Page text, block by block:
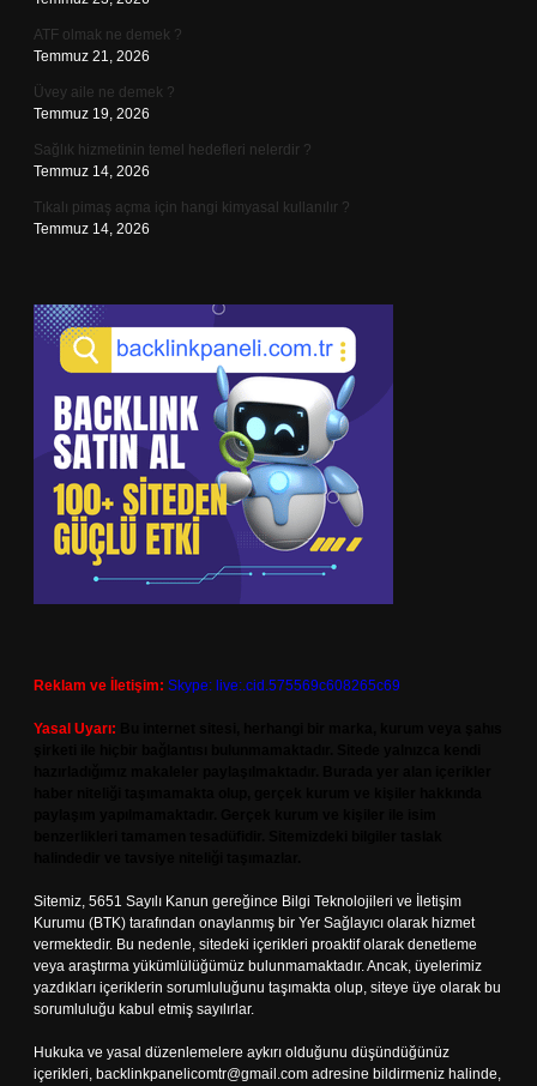
ATF olmak ne demek ?
Temmuz 21, 2026
Üvey aile ne demek ?
Temmuz 19, 2026
Sağlık hizmetinin temel hedefleri nelerdir ?
Temmuz 14, 2026
Tıkalı pimaş açma için hangi kimyasal kullanılır ?
Temmuz 14, 2026
Reklam ve İletişim: Skype: live:.cid.575569c608265c69
Yasal Uyarı:
Sitemiz, 5651 Sayılı Kanun gereğince Bilgi Teknolojileri ve İletişim
Kurumu (BTK) tarafından onaylanmış bir Yer Sağlayıcı olarak hizmet
vermektedir. Bu nedenle, sitedeki içerikleri proaktif olarak denetleme
veya araştırma yükümlülüğümüz bulunmamaktadır. Ancak, üyelerimiz
yazdıkları içeriklerin sorumluluğunu taşımakta olup, siteye üye olarak bu
sorumluluğu kabul etmiş sayılırlar.
Hukuka ve yasal düzenlemelere aykırı olduğunu düşündüğünüz
içerikleri, backlinkpanelicomtr@gmail.com adresine bildirmeniz halinde,